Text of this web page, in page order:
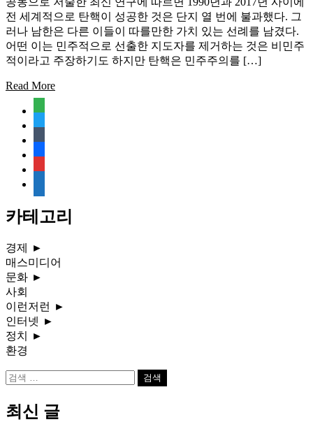
전 세계적으로 탄핵이 성공한 것은 단지 열 번에 불과했다. 그
러나 남한은 다른 이들이 따를만한 가치 있는 선례를 남겼다.
어떤 이는 민주적으로 선출한 지도자를 제거하는 것은 비민주
적이라고 주장하기도 하지만 탄핵은 민주주의를 […]
Read More
document
카테고리
경제
►
매스미디어
문화 ►
사회
이런저런 ►
인터넷 ►
정치
►
환경
검
최신 글